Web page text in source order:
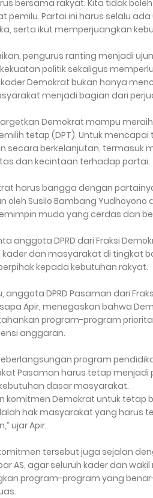
bersama rakyat. Kita tidak
pemilu. Partai ini harus selalu
serta ikut memperjuangkan
pengurus ranting menjadi
politik sekaligus
Demokrat bukan hanya
menjadi bagian dari
Demokrat mampu
tetap (DPT). Untuk
secara berkelanjutan, termasuk
dan kecintaan terhadap partai.
harus bangga dengan
oleh Susilo Bambang Yudhoyono
muda yang cerdas dan
anggota DPRD dari Fraksi
dan masyarakat di tingkat
kepada kebutuhan rakyat.
anggota DPRD Pasaman dari
Apir, menegaskan bahwa
program-program
anggaran.
program
Pasaman harus tetap menjadi
dasar masyarakat.
komitmen Demokrat untuk tetap
hak masyarakat yang harus
ujar Apir.
tersebut juga sejalan
AS, agar seluruh kader dan
program-program yang